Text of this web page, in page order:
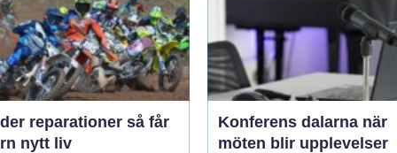
reparationer så får
nytt liv
Konferens dalarna när
möten blir upplevelser